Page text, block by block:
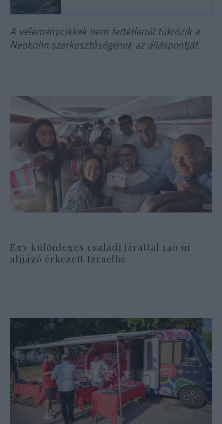
A véleménycikkek nem feltétlenül tükrözik a
Neokohn szerkesztőségének az álláspontját.
Egy különleges családi járattal 140 új
alijázó érkezett Izraelbe